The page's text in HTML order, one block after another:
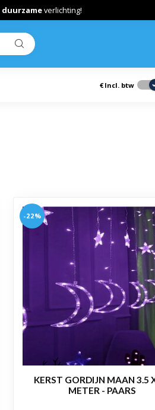
duurzameverlichting!
€ Incl. btw
-22%
KERST GORDIJN MAAN 3.5
METER - PAARS